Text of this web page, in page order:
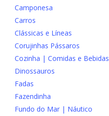
Camponesa
Carros
Clássicas e Líneas
Corujinhas Pássaros
Cozinha | Comidas e Bebidas
Dinossauros
Fadas
Fazendinha
Fundo do Mar | Náutico